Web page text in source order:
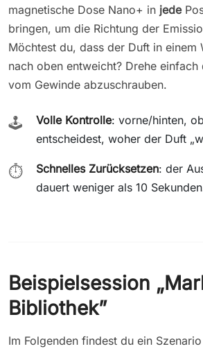
magnetische Dose Nano+ in jede
bringen, um die Richtung der
Möchtest du, dass der Duft in einem
nach oben entweicht? Drehe
vom Gewinde abzuschrauben.
🕹️ Volle Kontrolle: vorne/hinten,
entscheidest, woher der Duft
⏱️ Schnelles Zurücksetzen: der
dauert weniger als 10
Beispielsession
Bibliothek”
Im Folgenden findest du ein